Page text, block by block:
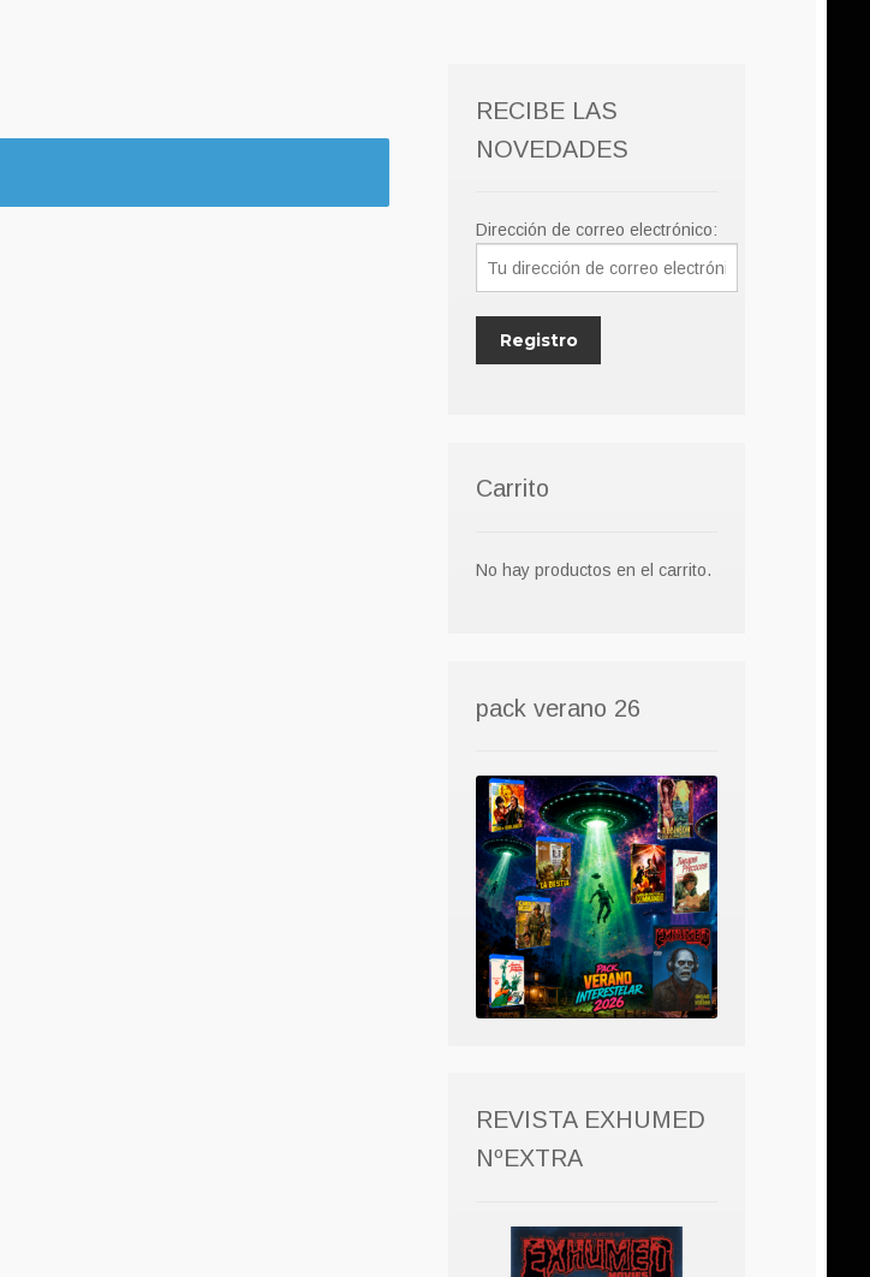
RECIBE LAS
NOVEDADES
Dirección de correo electrónico:
Carrito
No hay productos en el carrito.
pack verano 26
REVISTA EXHUMED
NºEXTRA